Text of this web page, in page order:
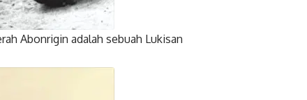
Abonrigin adalah sebuah Lukisan